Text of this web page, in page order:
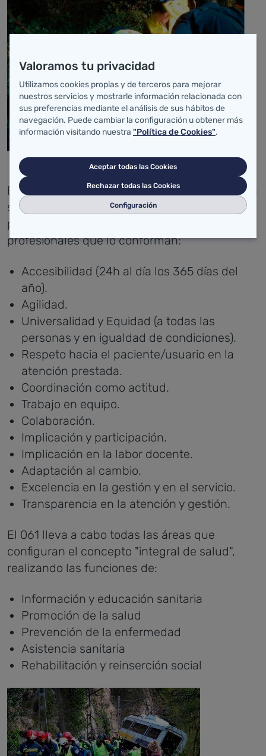
El Servicio 061 adquiere un compromiso con la
sociedad, haciendo partícipes a usuarios y
pacientes de los valores que comparten los
profesionales que lo conforman:
Accesibilidad (24h al día los 365 días del
año).
Agilidad.
Universalidad y Equidad (a todas las
personas y en igualdad de condiciones).
Respeto hacia el paciente/usuario en la
atención prestada.
Coordinación como actitud.
Trabajo en equipo.
Colaboración.
Implicación y participación.
Implicación en la labor docente.
Adaptación al cambio.
Excelencia en la gestión y en el servicio.
Transparencia en la atención y gestión.
El 061 lleva a cabo todas las áreas que
configuran el concepto "integral de salud",
realizando las funciones de:
Información y educación sanitaria
Promoción de la salud
Prevención de la enfermedad
Asistencia sanitaria
Rehabilitación y reinserción social
Valoramos tu privacidad
Utilizamos cookies propias y de terceros para mejorar
nuestros servicios y mostrarle información relacionada con
sus preferencias mediante el análisis de sus hábitos de
navegación. Puede cambiar la configuración u obtener más
información visitando nuestra "Política de Cookies".
Aceptar todas las Cookies
Rechazar todas las Cookies
Configuración